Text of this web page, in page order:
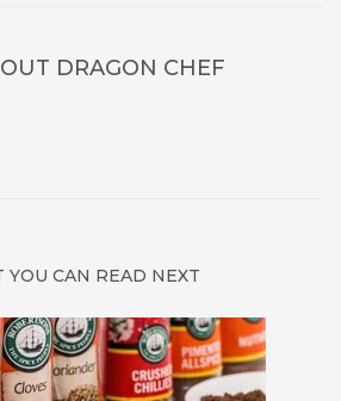
DRAGON CHEF
YOU CAN READ NEXT